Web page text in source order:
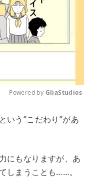
u
Powered by GliaStudios
いう”こだわり”があ
にもなりますが、あ
しまうことも……。